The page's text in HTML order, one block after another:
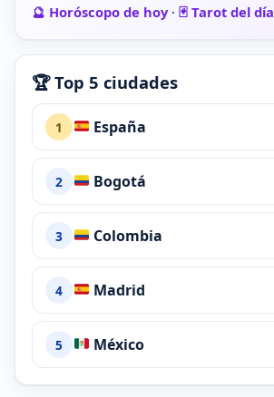
🔮 Horóscopo de hoy· 🃏 Tarot del día
🏆 Top 5 ciudades
1 España
2 Bogotá
3 Colombia
4 Madrid
5 México